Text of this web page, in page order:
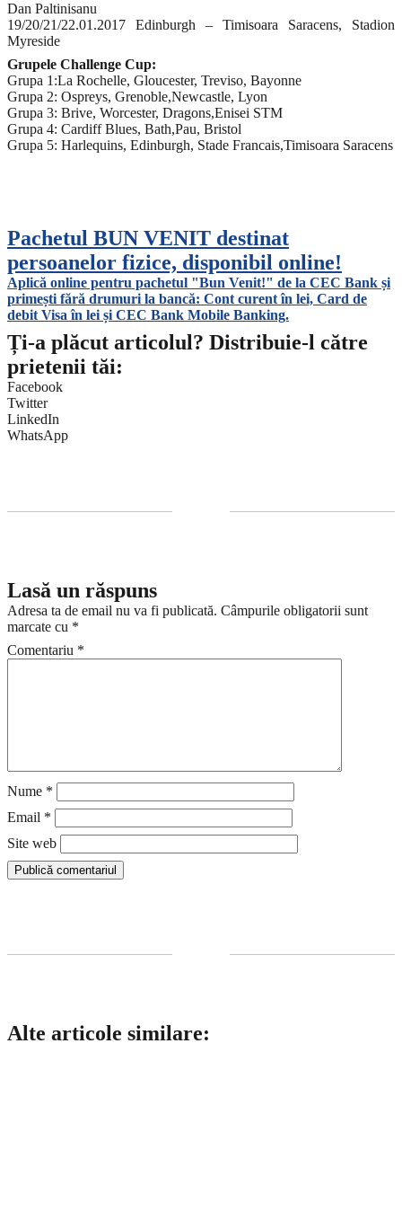
Dan Paltinisanu
19/20/21/22.01.2017 Edinburgh – Timisoara Saracens, Stadion
Myreside
Grupele Challenge Cup:
Grupa 1:La Rochelle, Gloucester, Treviso, Bayonne
Grupa 2: Ospreys, Grenoble,Newcastle, Lyon
Grupa 3: Brive, Worcester, Dragons,Enisei STM
Grupa 4: Cardiff Blues, Bath,Pau, Bristol
Grupa 5: Harlequins, Edinburgh, Stade Francais,Timisoara Saracens
Pachetul BUN VENIT destinat
persoanelor fizice, disponibil online!
Aplică online pentru pachetul "Bun Venit!" de la CEC Bank și
primești fără drumuri la bancă: Cont curent în lei, Card de
debit Visa în lei și CEC Bank Mobile Banking.​
Ți-a plăcut articolul? Distribuie-l către
prietenii tăi:
Facebook
Twitter
LinkedIn
WhatsApp
Lasă un răspuns
Adresa ta de email nu va fi publicată. Câmpurile obligatorii sunt
marcate cu *
Comentariu *
Nume *
Email *
Site web
Alte articole similare: